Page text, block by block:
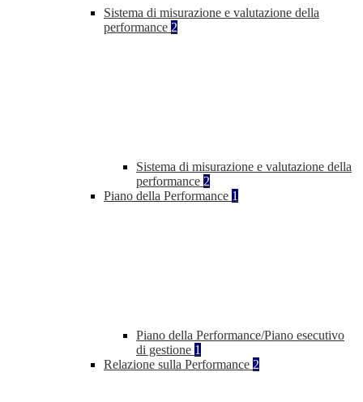
Sistema di misurazione e valutazione della
performance 2
Sistema di misurazione e valutazione della
performance 2
Piano della Performance 1
Piano della Performance/Piano esecutivo
di gestione 1
Relazione sulla Performance 2